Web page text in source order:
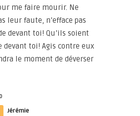
me faire mourir. Ne
leur faute, n’efface pas
devant toi! Qu’ils soient
devant toi! Agis contre eux
le moment de déverser
Jérémie